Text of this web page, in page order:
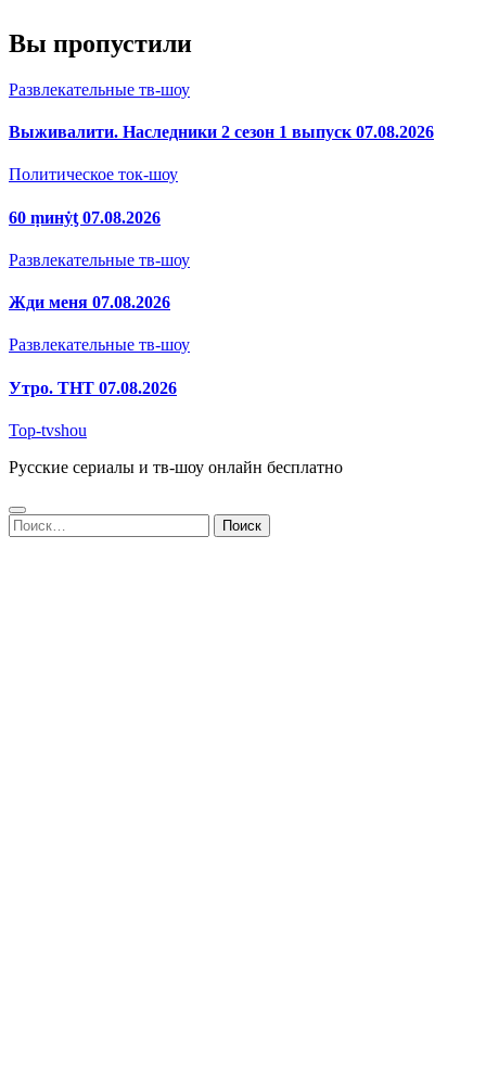
Вы пропустили
Развлекательные тв-шоу
Выживалити. Наследники 2 сезон 1 выпуск 07.08.2026
Политическое ток-шоу
60 ṃинẏƫ 07.08.2026
Развлекательные тв-шоу
Жди меня 07.08.2026
Развлекательные тв-шоу
Утро. ТНТ 07.08.2026
Top-tvshou
Русские сериалы и тв-шоу онлайн бесплатно
Найти: